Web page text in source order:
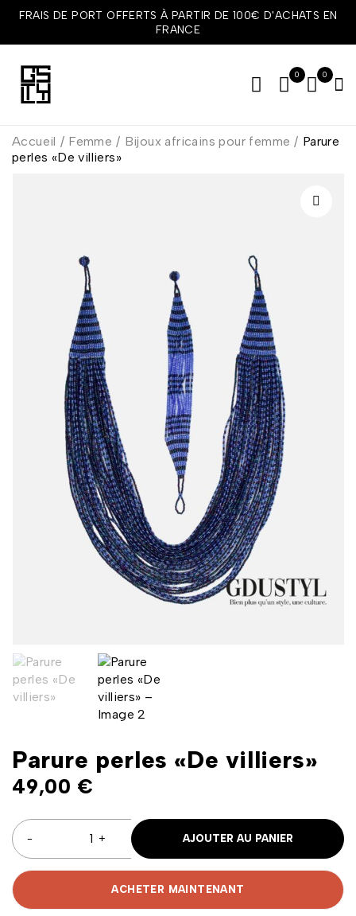
FRAIS DE PORT OFFERTS À PARTIR DE 100€ D'ACHATS EN
FRANCE
0 0
Accueil / Femme / Bijoux africains pour femme / Parure
perles «De villiers»
Parure perles «De villiers»
49,00 €
AJOUTER AU PANIER
ACHETER MAINTENANT